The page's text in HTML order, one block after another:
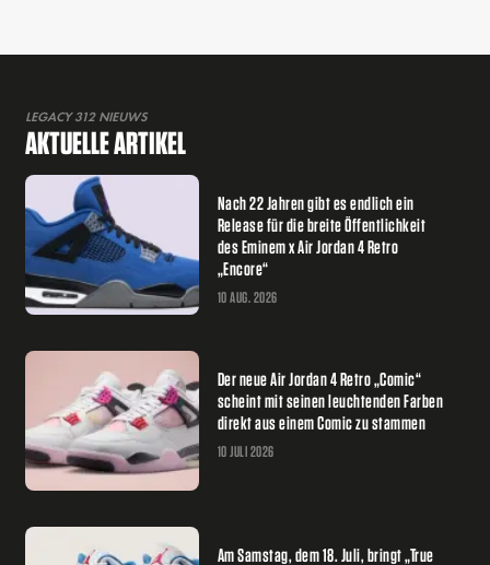
LEGACY 312 NIEUWS
AKTUELLE ARTIKEL
Nach 22 Jahren gibt es endlich ein
Release für die breite Öffentlichkeit
des Eminem x Air Jordan 4 Retro
„Encore“
10 AUG. 2026
Der neue Air Jordan 4 Retro „Comic“
scheint mit seinen leuchtenden Farben
direkt aus einem Comic zu stammen
10 JULI 2026
Am Samstag, dem 18. Juli, bringt „True